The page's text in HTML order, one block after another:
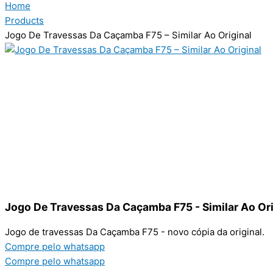
Home
Products
Jogo De Travessas Da Caçamba F75 – Similar Ao Original
Jogo De Travessas Da Caçamba F75 - Similar Ao
Jogo de travessas Da Caçamba F75 - novo cópia da original.
Compre pelo whatsapp
Compre pelo whatsapp